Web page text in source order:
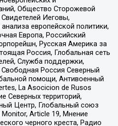
Общество Сторожевой
Иеговы,
европейской политики,
Европа, Российский
Русская Америка за
Россия, Глобальная сеть
Служба поддержки,
Россия Северный
помощи, Антивоенный
La Asocicion de Rusos
Северных территорий,
Центр, Глобальный союз
Monitor, Article 19, Мнение
черного креста, Радио